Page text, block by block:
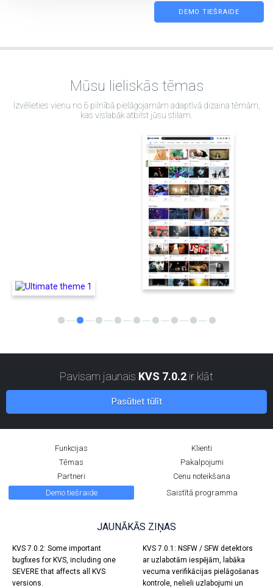
DEMO TIEŠRAIDE
Mūsu lieliskās tēmas
Izvēlieties vienu no 6 pilnībā pielāgojamām adaptīvā dizaina tēmām,
kas vislabāk atbilst jūsu stilam.
Pavisam jaunais KVS 7.0.2 ir klāt
Pasūtiet tūlīt
Funkcijas
Klienti
Tēmas
Pakalpojumi
Partneri
Cenu noteikšana
Demo tiešraide
Saistītā programma
JAUNĀKĀS ZIŅAS
KVS 7.0.2: Some important
bugfixes for KVS, including one
SEVERE that affects all KVS
versions.
KVS 7.0.1: NSFW / SFW detektors
ar uzlabotām iespējām, labāka
vecuma verifikācijas pielāgošanas
kontrole, nelieli uzlabojumi un